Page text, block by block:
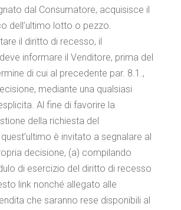
dal Consumatore, acquisisce il
dell’ultimo lotto o pezzo.
il diritto di recesso, il
informare il Venditore, prima del
di cui al precedente par. 8.1.,
mediante una qualsiasi
Al fine di favorire la
della richiesta del
è invitato a segnalare al
decisione, (a) compilando
di esercizio del diritto di recesso
link nonché allegato alle
che saranno rese disponibili al